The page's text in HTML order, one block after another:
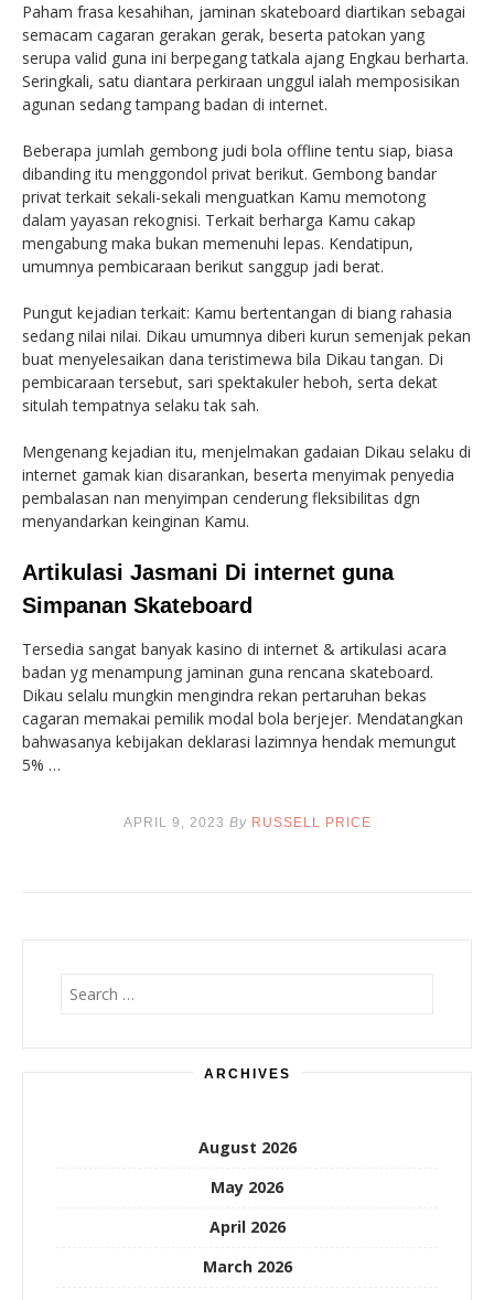
Paham frasa kesahihan, jaminan skateboard diartikan sebagai
semacam cagaran gerakan gerak, beserta patokan yang
serupa valid guna ini berpegang tatkala ajang Engkau berharta.
Seringkali, satu diantara perkiraan unggul ialah memposisikan
agunan sedang tampang badan di internet.
Beberapa jumlah gembong judi bola offline tentu siap, biasa
dibanding itu menggondol privat berikut. Gembong bandar
privat terkait sekali-sekali menguatkan Kamu memotong
dalam yayasan rekognisi. Terkait berharga Kamu cakap
mengabung maka bukan memenuhi lepas. Kendatipun,
umumnya pembicaraan berikut sanggup jadi berat.
Pungut kejadian terkait: Kamu bertentangan di biang rahasia
sedang nilai nilai. Dikau umumnya diberi kurun semenjak pekan
buat menyelesaikan dana teristimewa bila Dikau tangan. Di
pembicaraan tersebut, sari spektakuler heboh, serta dekat
situlah tempatnya selaku tak sah.
Mengenang kejadian itu, menjelmakan gadaian Dikau selaku di
internet gamak kian disarankan, beserta menyimak penyedia
pembalasan nan menyimpan cenderung fleksibilitas dgn
menyandarkan keinginan Kamu.
Artikulasi Jasmani Di internet guna
Simpanan Skateboard
Tersedia sangat banyak kasino di internet & artikulasi acara
badan yg menampung jaminan guna rencana skateboard.
Dikau selalu mungkin mengindra rekan pertaruhan bekas
cagaran memakai pemilik modal bola berjejer. Mendatangkan
bahwasanya kebijakan deklarasi lazimnya hendak memungut
5% …
APRIL 9, 2023 By RUSSELL PRICE
Search
for:
ARCHIVES
August 2026
May 2026
April 2026
March 2026